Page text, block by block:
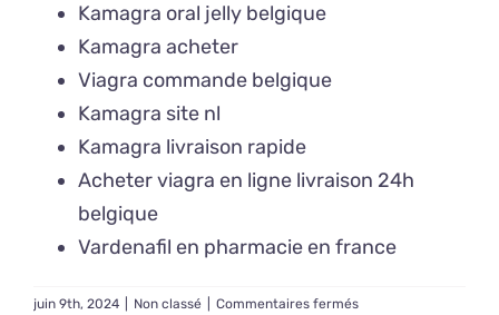
Kamagra oral jelly belgique
Kamagra acheter
Viagra commande belgique
Kamagra site nl
Kamagra livraison rapide
Acheter viagra en ligne livraison 24h
belgique
Vardenafil en pharmacie en france
juin 9th, 2024 Non classé Commentaires ferméssur